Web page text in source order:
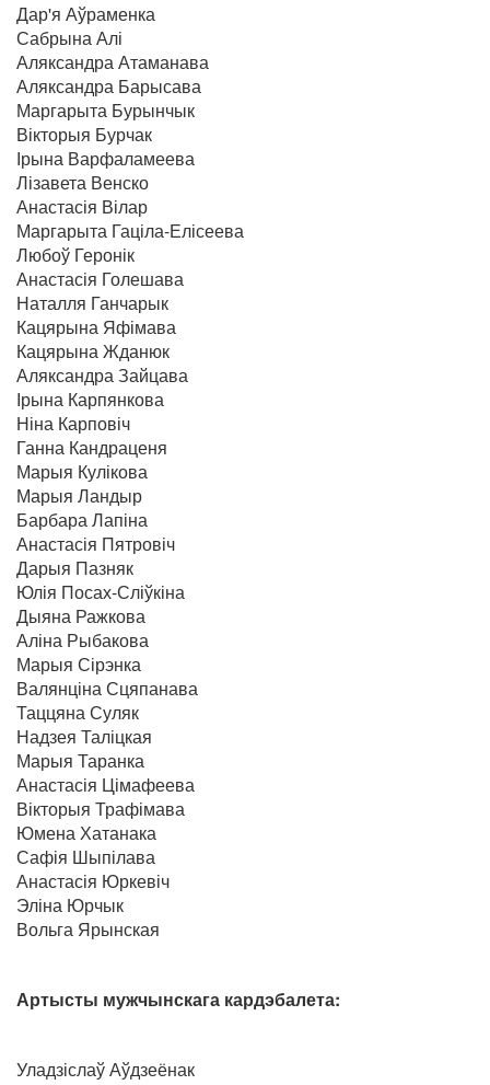
Дар'я Аўраменка
Сабрына Алі
Аляксандра Атаманава
Аляксандра Барысава
Маргарыта Бурынчык
Вікторыя Бурчак
Ірына Варфаламеева
Лізавета Венско
Анастасія Вілар
Маргарыта Гаціла-Елісеева
Любоў Геронік
Анастасія Голешава
Наталля Ганчарык
Кацярына Яфімава
Кацярына Жданюк
Аляксандра Зайцава
Ірына Карпянкова
Ніна Карповіч
Ганна Кандраценя
Марыя Кулікова
Марыя Ландыр
Барбара Лапіна
Анастасія Пятровіч
Дарыя Пазняк
Юлія Посах-Сліўкіна
Дыяна Ражкова
Аліна Рыбакова
Марыя Сірэнка
Валянціна Сцяпанава
Таццяна Суляк
Надзея Таліцкая
Марыя Таранка
Анастасія Цімафеева
Вікторыя Трафімава
Юмена Хатанака
Сафія Шыпілава
Анастасія Юркевіч
Эліна Юрчык
Вольга Ярынская
Артысты мужчынскага кардэбалета:
Уладзіслаў Аўдзеёнак